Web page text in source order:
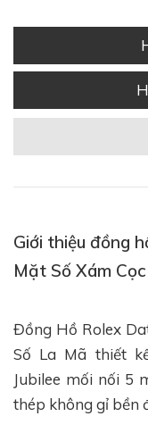
Giới thiệu đồng
Mặt Số Xám
Đồng Hồ Rolex
Số La Mã thiết
Jubilee mối nối 5
thép không gỉ bền